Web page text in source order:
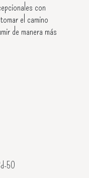
con
el camino
de manera más
50